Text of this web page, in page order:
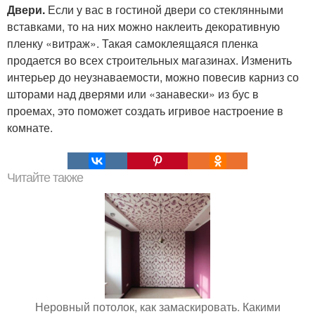
Двери. Если у вас в гостиной двери со стеклянными
вставками, то на них можно наклеить декоративную
пленку «витраж». Такая самоклеящаяся пленка
продается во всех строительных магазинах. Изменить
интерьер до неузнаваемости, можно повесив карниз со
шторами над дверями или «занавески» из бус в
проемах, это поможет создать игривое настроение в
комнате.
Читайте также
Неровный потолок, как замаскировать. Какими